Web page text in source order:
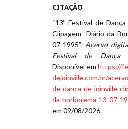
CITAÇÃO
“13º Festival de
Clipagem -Diário da
07-1995”. Acervo
Festival de Dança
Disponível em https://
dejoinville.com.br/
de-danca-de-joinville-
da-borborema-13-07-
em 09/08/2026.